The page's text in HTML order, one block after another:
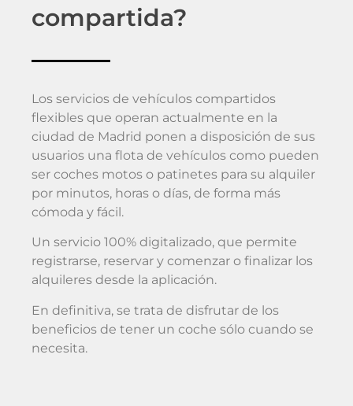
compartida?
Los servicios de vehículos compartidos
flexibles que operan actualmente en la
ciudad de Madrid ponen a disposición de sus
usuarios una flota de vehículos como pueden
ser coches motos o patinetes para su alquiler
por minutos, horas o días, de forma más
cómoda y fácil.
Un servicio 100% digitalizado, que permite
registrarse, reservar y comenzar o finalizar los
alquileres desde la aplicación.
En definitiva, se trata de disfrutar de los
beneficios de tener un coche sólo cuando se
necesita.